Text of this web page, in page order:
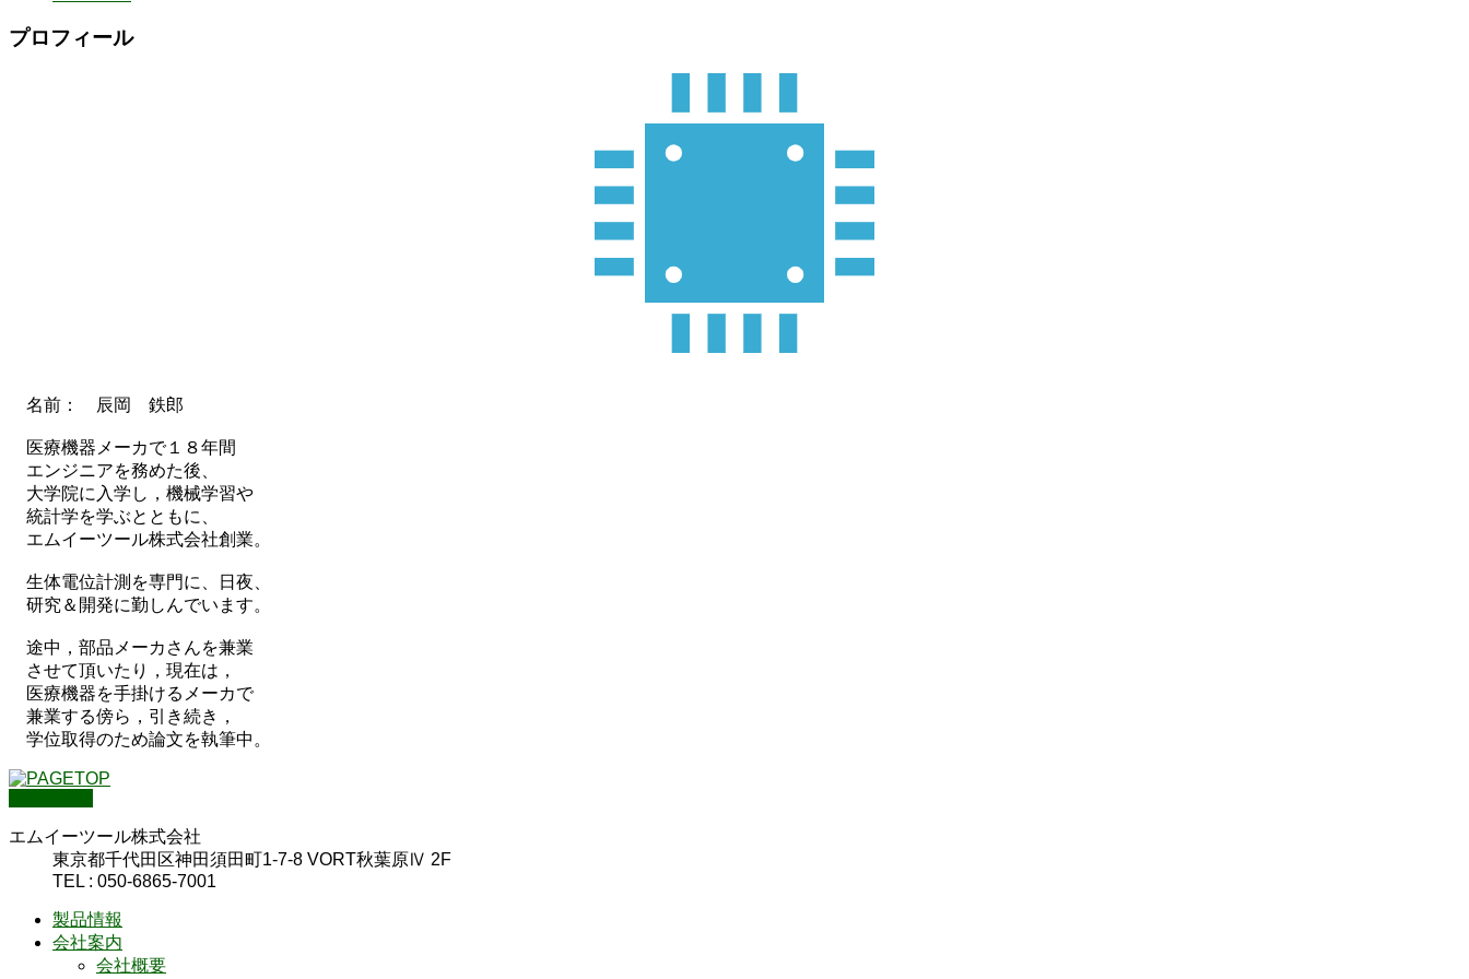
プロフィール
名前： 辰岡 鉄郎
医療機器メーカで１８年間
エンジニアを務めた後、
大学院に入学し，機械学習や
統計学を学ぶとともに、
エムイーツール株式会社創業。
生体電位計測を専門に、日夜、
研究＆開発に勤しんでいます。
途中，部品メーカさんを兼業
させて頂いたり，現在は，
医療機器を手掛けるメーカで
兼業する傍ら，引き続き，
学位取得のため論文を執筆中。
エムイーツール株式会社
東京都千代田区神田須田町1-7-8 VORT秋葉原Ⅳ 2F
TEL : 050-6865-7001
製品情報
会社案内
会社概要